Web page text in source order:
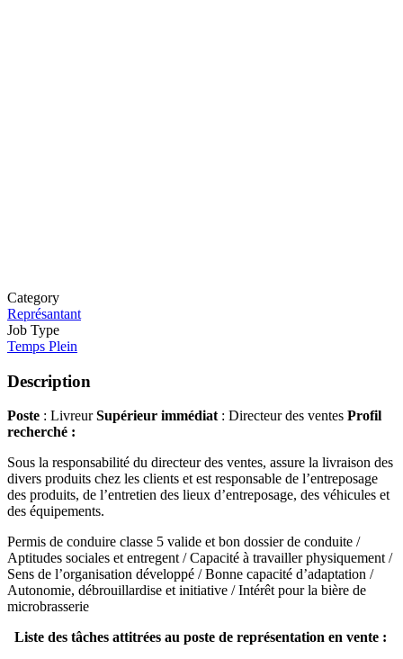
Category
Représantant
Job Type
Temps Plein
Description
Poste : LivreurSupérieur immédiat : Directeur des ventes Profil
recherché :
Sous la responsabilité du directeur des ventes, assure la livraison des
divers produits chez les clients et est responsable de l’entreposage
des produits, de l’entretien des lieux d’entreposage, des véhicules et
des équipements.
Permis de conduire classe 5 valide et bon dossier de conduite /
Aptitudes sociales et entregent / Capacité à travailler physiquement /
Sens de l’organisation développé / Bonne capacité d’adaptation /
Autonomie, débrouillardise et initiative / Intérêt pour la bière de
microbrasserie
Liste des tâches attitrées au poste de représentation en vente :